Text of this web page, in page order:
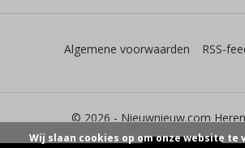
© 2026 - Nieuwnieuw.com
Algemene voorwaarden RSS-
Wij slaan cookies op om onze website te